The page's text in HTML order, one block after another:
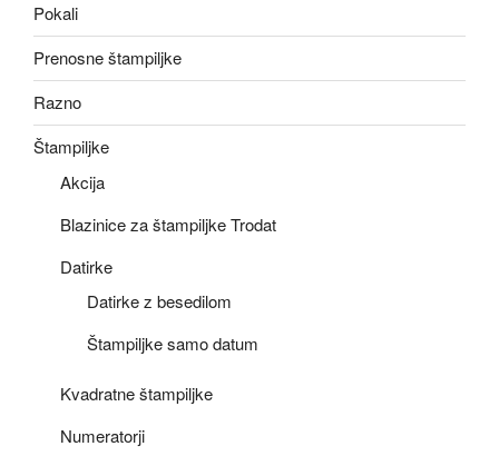
Pokali
Prenosne štampiljke
Razno
Štampiljke
Akcija
Blazinice za štampiljke Trodat
Datirke
Datirke z besedilom
Štampiljke samo datum
Kvadratne štampiljke
Numeratorji